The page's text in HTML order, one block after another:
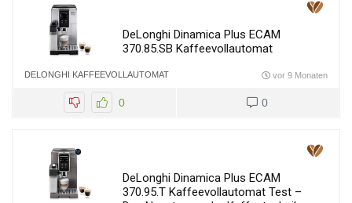
DeLonghi Dinamica Plus ECAM
370.85.SB Kaffeevollautomat
DELONGHI KAFFEEVOLLAUTOMAT vor 9 Monaten
0 0
DeLonghi Dinamica Plus ECAM
370.95.T Kaffeevollautomat Test –